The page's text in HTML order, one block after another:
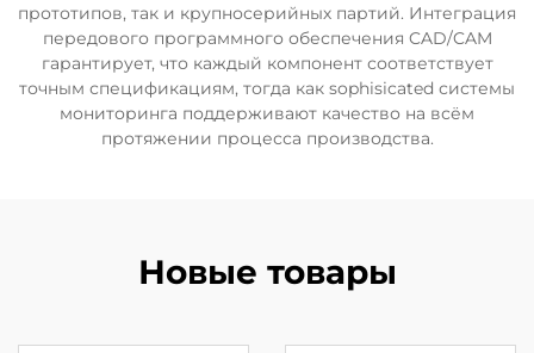
прототипов, так и крупносерийных партий. Интеграция
передового программного обеспечения CAD/CAM
гарантирует, что каждый компонент соответствует
точным спецификациям, тогда как sophisicated системы
мониторинга поддерживают качество на всём
протяжении процесса производства.
Новые товары